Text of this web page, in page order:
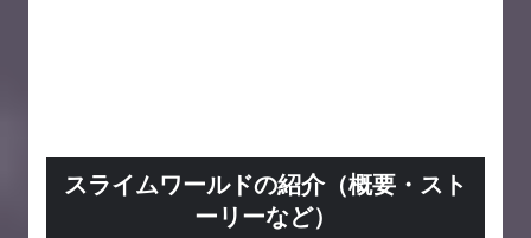
スライムワールドの紹介（概要・スト
ーリーなど）